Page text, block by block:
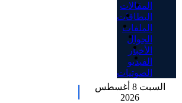
المقالات
البطاقات
الملفات
الجوال
الأخبار
الفيديو
الصوتيات
السبت 8 أغسطس
2026